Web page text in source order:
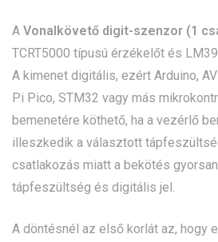
A Vonalkövető digit-szenzor (1
TCRT5000 típusú érzékelőt és
A kimenet digitális, ezért Arduino,
Pi Pico, STM32 vagy más
bemenetére köthető, ha a vezérlő
illeszkedik a választott
csatlakozás miatt a bekötés
tápfeszültség és digitális jel.
A döntésnél az első korlát az, hogy